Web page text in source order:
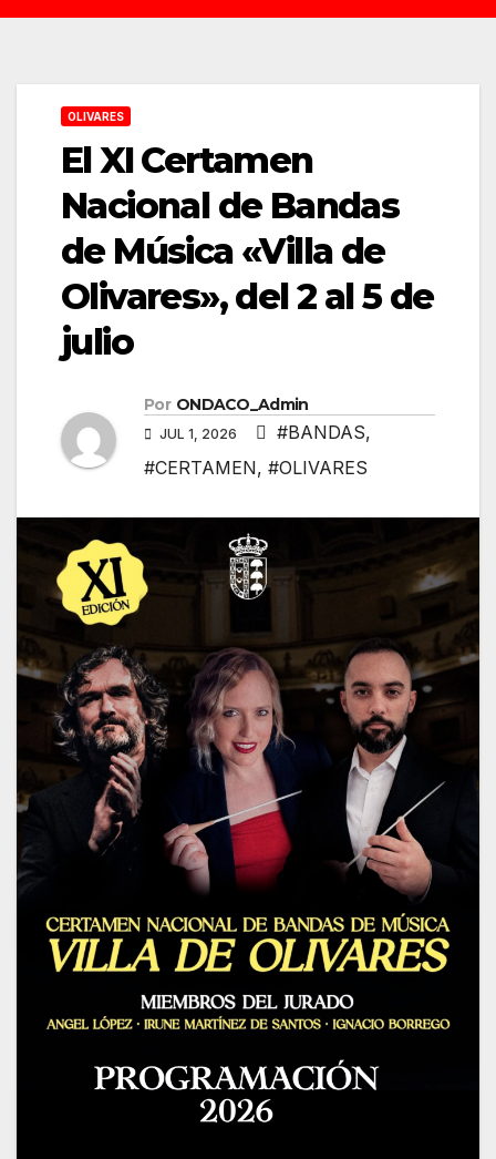
OLIVARES
El XI Certamen
Nacional de Bandas
de Música «Villa de
Olivares», del 2 al 5 de
julio
Por ONDACO_Admin
JUL 1, 2026 #BANDAS,
#CERTAMEN, #OLIVARES